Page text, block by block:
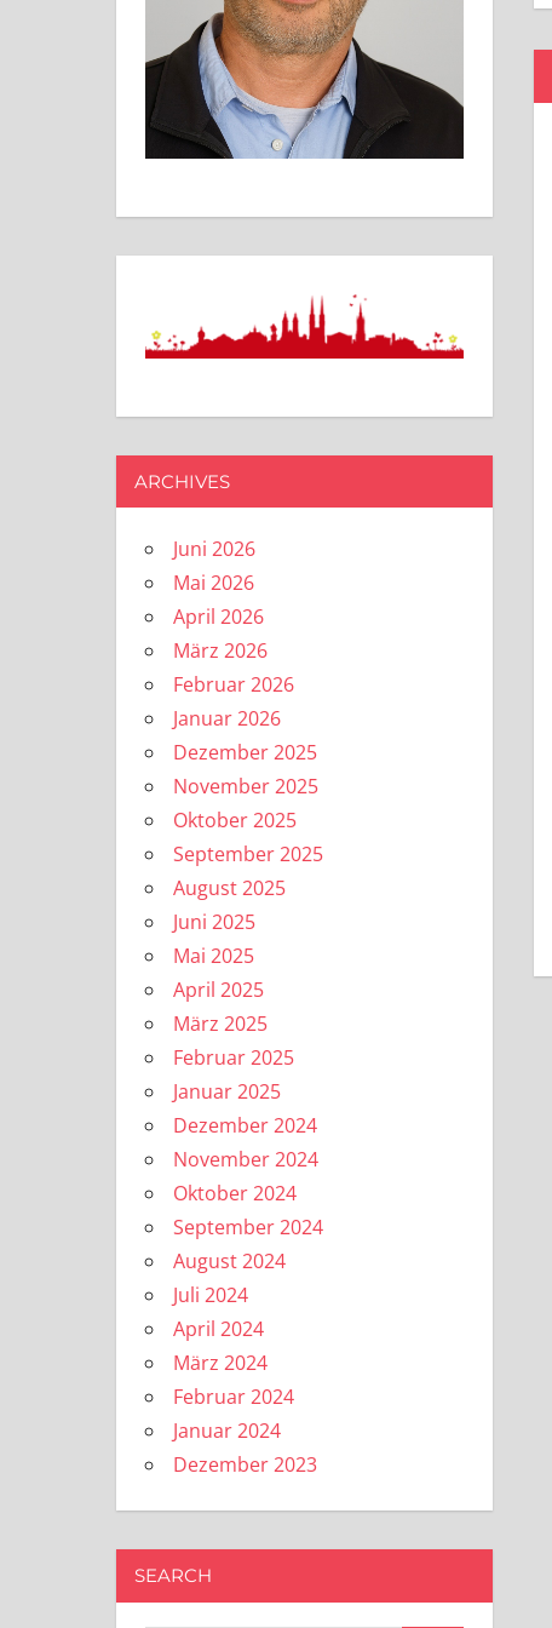
ARCHIVES
Juni 2026
Mai 2026
April 2026
März 2026
Februar 2026
Januar 2026
Dezember 2025
November 2025
Oktober 2025
September 2025
August 2025
Juni 2025
Mai 2025
April 2025
März 2025
Februar 2025
Januar 2025
Dezember 2024
November 2024
Oktober 2024
September 2024
August 2024
Juli 2024
April 2024
März 2024
Februar 2024
Januar 2024
Dezember 2023
SEARCH